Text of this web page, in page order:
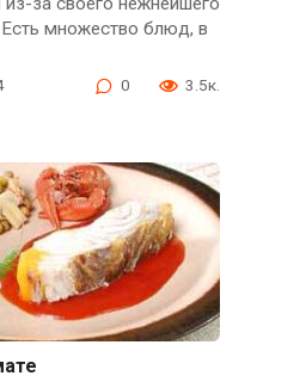
множество блюд, в
0 3.5к.